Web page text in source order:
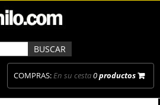
COMPRAS:En su cesta0productos